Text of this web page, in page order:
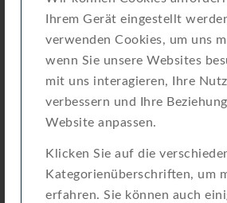
Ihrem Gerät eingestellt
verwenden Cookies, um uns
wenn Sie unsere Websites
mit uns interagieren, Ihre
verbessern und Ihre
Website anpassen.
Klicken Sie auf die
Kategorienüberschriften, um
erfahren. Sie können auch
OZ_-81.0679.00.01
[07]-20260612.pdf
Operating Instructions-MT_-
OZ_-81.0679.00.01